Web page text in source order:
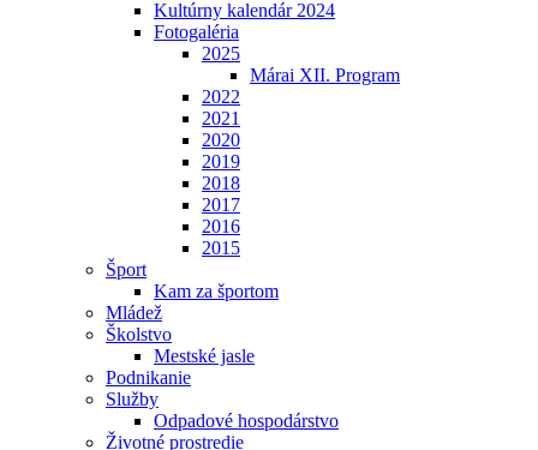
Kultúrny kalendár 2024
Fotogaléria
2025
Márai XII. Program
2022
2021
2020
2019
2018
2017
2016
2015
Šport
Kam za športom
Mládež
Školstvo
Mestské jasle
Podnikanie
Služby
Odpadové hospodárstvo
Životné prostredie